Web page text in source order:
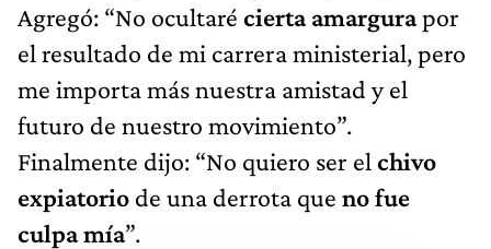
Agregó: “No ocultaré cierta amargurapor
el resultado de mi carrera ministerial, pero
me importa más nuestra amistad y el
futuro de nuestro movimiento”.
Finalmente dijo: “No quiero ser el chivo
expiatorio de una derrota que no fue
culpa mía”.